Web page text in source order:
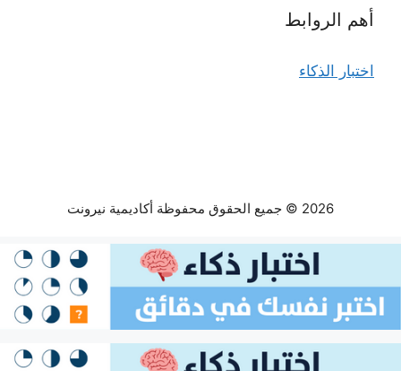
أهم الروابط
اختبار الذكاء
2026 © جميع الحقوق محفوظة أكاديمية نيرونت